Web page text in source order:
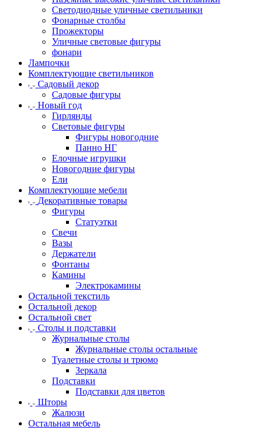
Светодиодные уличные светильники
Фонарные столбы
Прожекторы
Уличные световые фигуры
фонари
Лампочки
Комплектующие светильников
Садовый декор
Садовые фигуры
Новый год
Гирлянды
Световые фигуры
Фигуры новогодние
Панно НГ
Елочные игрушки
Новогодние фигуры
Ели
Комплектующие мебели
Декоративные товары
Фигуры
Статуэтки
Свечи
Вазы
Держатели
Фонтаны
Камины
Электрокамины
Остальной текстиль
Остальной декор
Остальной свет
Столы и подставки
Журнальные столы
Журнальные столы остальные
Туалетные столы и трюмо
Зеркала
Подставки
Подставки для цветов
Шторы
Жалюзи
Остальная мебель